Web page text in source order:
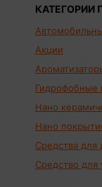
КАТЕГОРИИ
Акции
Гидрофобные
Нано
Нано
Средства для
Средство для